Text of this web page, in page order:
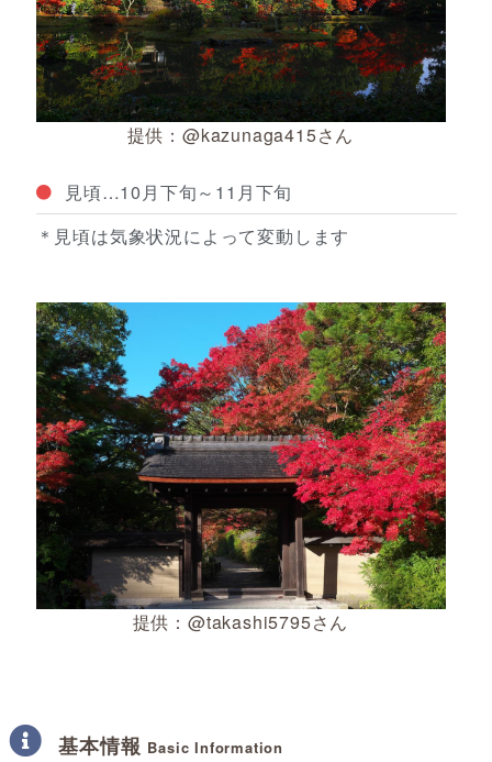
提供：@kazunaga415さん
見頃…10月下旬～11月下旬
＊見頃は気象状況によって変動します
提供：@takashi5795さん
基本情報 Basic Information